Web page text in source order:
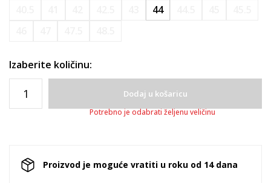
44
Izaberite količinu:
Dodaj u košaricu
Potrebno je odabrati željenu veličinu
Proizvod je moguće vratiti u roku od 14 dana